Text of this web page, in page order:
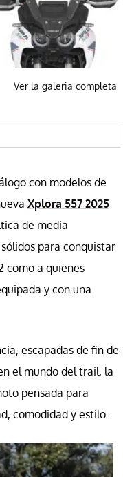
Ver la galeria completa
con modelos de
Xplora 557 2025
de media
para conquistar
como a quienes
y con una
escapadas de fin de
el mundo del trail, la
pensada para
comodidad y estilo.